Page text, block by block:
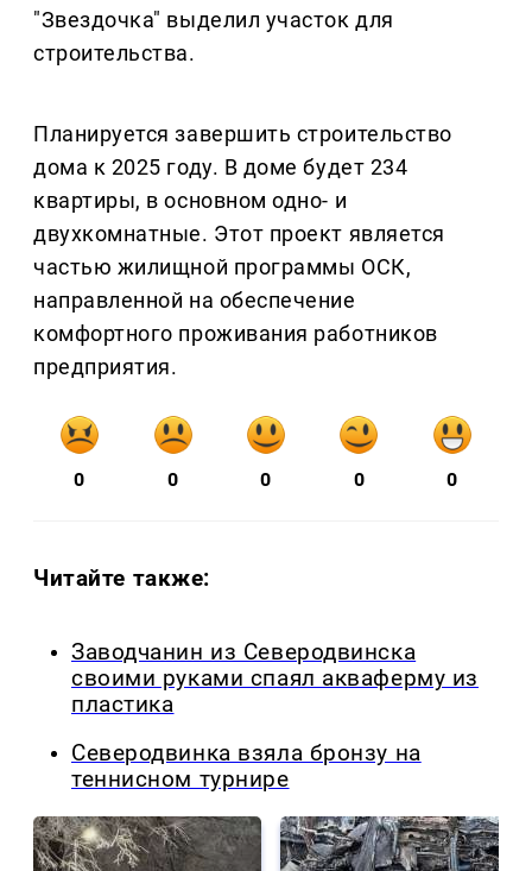
"Звездочка" выделил участок для
строительства.
Планируется завершить строительство
дома к 2025 году. В доме будет 234
квартиры, в основном одно- и
двухкомнатные. Этот проект является
частью жилищной программы ОСК,
направленной на обеспечение
комфортного проживания работников
предприятия.
0 0 0 0 0
Читайте также:
Заводчанин из Северодвинска
своими руками спаял акваферму из
пластика
Северодвинка взяла бронзу на
теннисном турнире